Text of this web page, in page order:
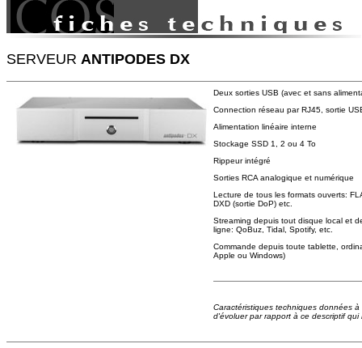
SERVEUR ANTIPODES DX
Deux sorties USB (avec et sans
Connection réseau par RJ45, sortie
Alimentation linéaire interne
Stockage SSD 1, 2 ou 4 To
Rippeur intégré
Sorties RCA analogique et numérique
Lecture de tous les formats ouverts:
DXD (sortie DoP) etc.
Streaming depuis tout disque local et
ligne: QoBuz, Tidal, Spotify, etc.
Commande depuis toute tablette,
Apple ou Windows)
Caractéristiques techniques données
d'évoluer par rapport à ce descriptif